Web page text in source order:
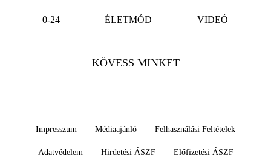
0-24 ÉLETMÓD VIDEÓ
KÖVESS MINKET
Impresszum Médiaajánló Felhasználási Feltételek
Adatvédelem Hirdetési ÁSZF Előfizetési ÁSZF